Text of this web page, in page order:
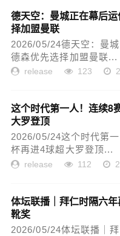
德天空：曼城正在幕后
择加盟曼联
2026/05/24德天空：曼
德森优先选择加盟曼联...
release 123
这个时代第一人！连续8
大罗登顶
2026/05/24这个时代第
杯再进4球超大罗登顶...
release 112
体坛联播｜拜仁时隔六
靴奖
2026/05/24体坛联播｜